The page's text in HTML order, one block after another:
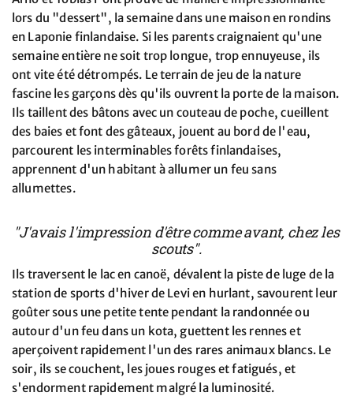
lors du "dessert", la semaine dans une maison en rondins
en Laponie finlandaise. Si les parents craignaient qu'une
semaine entière ne soit trop longue, trop ennuyeuse, ils
ont vite été détrompés. Le terrain de jeu de la nature
fascine les garçons dès qu'ils ouvrent la porte de la maison.
Ils taillent des bâtons avec un couteau de poche, cueillent
des baies et font des gâteaux, jouent au bord de l'eau,
parcourent les interminables forêts finlandaises,
apprennent d'un habitant à allumer un feu sans
allumettes.
"J'avais l'impression d'être comme avant, chez les
scouts".
Ils traversent le lac en canoë, dévalent la piste de luge de la
station de sports d'hiver de Levi en hurlant, savourent leur
goûter sous une petite tente pendant la randonnée ou
autour d'un feu dans un kota, guettent les rennes et
aperçoivent rapidement l'un des rares animaux blancs. Le
soir, ils se couchent, les joues rouges et fatigués, et
s'endorment rapidement malgré la luminosité.